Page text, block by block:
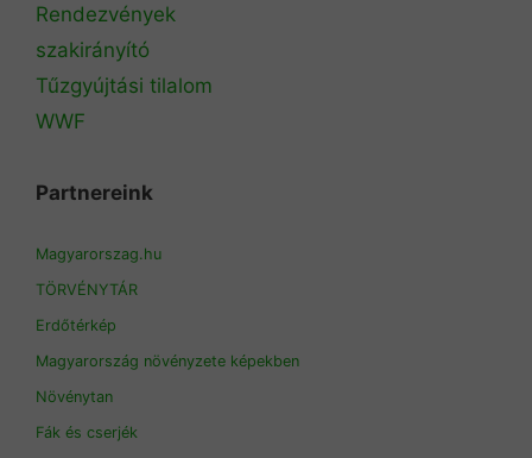
Rendezvények
szakirányító
Tűzgyújtási tilalom
WWF
Partnereink
Magyarorszag.hu
TÖRVÉNYTÁR
Erdőtérkép
Magyarország növényzete képekben
Növénytan
Fák és cserjék